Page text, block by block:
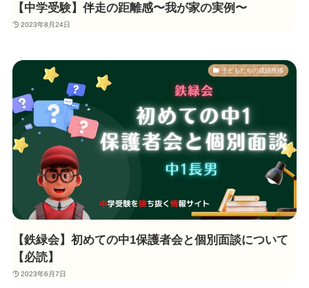
【中学受験】伴走の距離感〜我が家の実例〜
2023年8月24日
子どもたちの成績推移
【鉄緑会】初めての中1保護者会と個別面談について
【必読】
2023年6月7日